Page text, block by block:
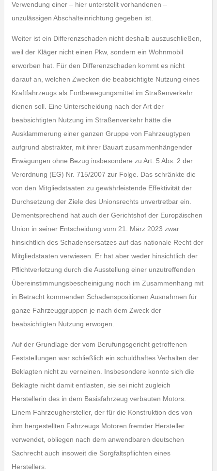
Verwendung einer – hier unterstellt vorhandenen –
unzulässigen Abschalteinrichtung gegeben ist.
Weiter ist ein Differenzschaden nicht deshalb auszuschließen,
weil der Kläger nicht einen Pkw, sondern ein Wohnmobil
erworben hat. Für den Differenzschaden kommt es nicht
darauf an, welchen Zwecken die beabsichtigte Nutzung eines
Kraftfahrzeugs als Fortbewegungsmittel im Straßenverkehr
dienen soll. Eine Unterscheidung nach der Art der
beabsichtigten Nutzung im Straßenverkehr hätte die
Ausklammerung einer ganzen Gruppe von Fahrzeugtypen
aufgrund abstrakter, mit ihrer Bauart zusammenhängender
Erwägungen ohne Bezug insbesondere zu Art. 5 Abs. 2 der
Verordnung (EG) Nr. 715/2007 zur Folge. Das schränkte die
von den Mitgliedstaaten zu gewährleistende Effektivität der
Durchsetzung der Ziele des Unionsrechts unvertretbar ein.
Dementsprechend hat auch der Gerichtshof der Europäischen
Union in seiner Entscheidung vom 21. März 2023 zwar
hinsichtlich des Schadensersatzes auf das nationale Recht der
Mitgliedstaaten verwiesen. Er hat aber weder hinsichtlich der
Pflichtverletzung durch die Ausstellung einer unzutreffenden
Übereinstimmungsbescheinigung noch im Zusammenhang mit
in Betracht kommenden Schadenspositionen Ausnahmen für
ganze Fahrzeuggruppen je nach dem Zweck der
beabsichtigten Nutzung erwogen.
Auf der Grundlage der vom Berufungsgericht getroffenen
Feststellungen war schließlich ein schuldhaftes Verhalten der
Beklagten nicht zu verneinen. Insbesondere konnte sich die
Beklagte nicht damit entlasten, sie sei nicht zugleich
Herstellerin des in dem Basisfahrzeug verbauten Motors.
Einem Fahrzeughersteller, der für die Konstruktion des von
ihm hergestellten Fahrzeugs Motoren fremder Hersteller
verwendet, obliegen nach dem anwendbaren deutschen
Sachrecht auch insoweit die Sorgfaltspflichten eines
Herstellers.